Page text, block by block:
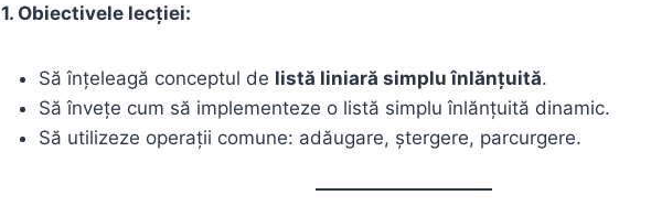
1. Obiectivele lecției:
Să înțeleagă conceptul de listă liniară simplu înlănțuită.
Să învețe cum să implementeze o listă simplu înlănțuită dinamic.
Să utilizeze operații comune: adăugare, ștergere, parcurgere.